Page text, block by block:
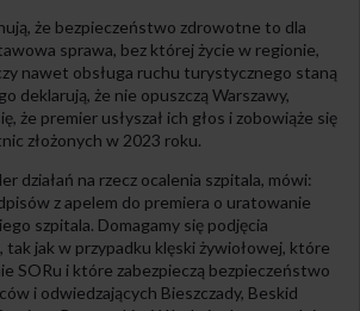
że bezpieczeństwo zdrowotne to dla
sprawa, bez której życie w regionie,
nawet obsługa ruchu turystycznego staną
deklarują, że nie opuszczą Warszawy,
że premier usłyszał ich głos i zobowiąże się
złożonych w 2023 roku.
działań na rzecz ocalenia szpitala, mówi:
z apelem do premiera o uratowanie
szpitala. Domagamy się podjęcia
tak jak w przypadku klęski żywiołowej, które
SORu i które zabezpieczą bezpieczeństwo
i odwiedzających Bieszczady, Beskid